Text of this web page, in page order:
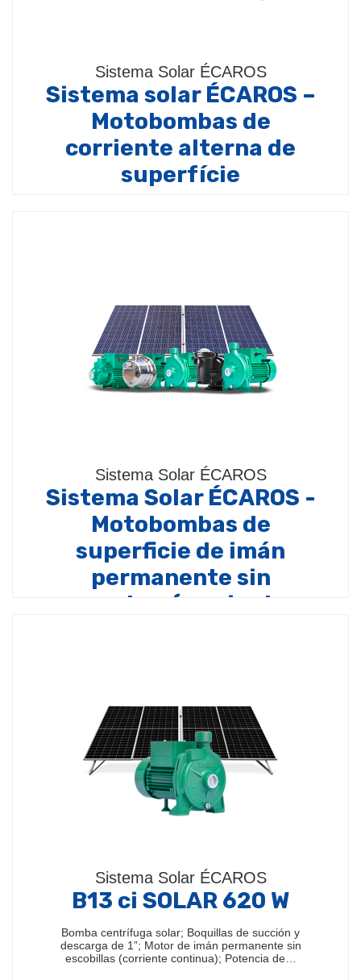
Sistema Solar ÉCAROS
Sistema solar ÉCAROS –
Motobombas de
corriente alterna de
superfície
Sistema Solar ÉCAROS
Sistema Solar ÉCAROS -
Motobombas de
superficie de imán
permanente sin
escobas (corriente
Sistema Solar ÉCAROS
B13 ci SOLAR 620 W
Bomba centrífuga solar; Boquillas de succión y
descarga de 1”; Motor de imán permanente sin
escobillas (corriente continua); Potencia de…